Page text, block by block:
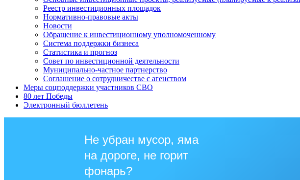
Реестр инвестиционных площадок
Нормативно-правовые акты
Новости
Обращение к инвестиционному уполномоченному
Система поддержки бизнеса
Статистика и прогноз
Совет по инвестиционной деятельности
Муниципально-частное партнерство
Соглашение о сотрудничестве с агенством
Меры соцподдержки участников СВО
80 лет Победы
Электронный бюллетень
Не убран мусор, яма
на дороге, не горит
фонарь?